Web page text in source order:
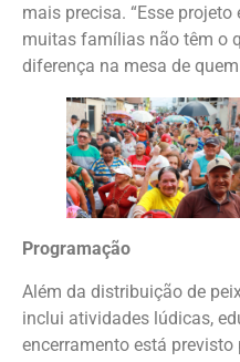
mais precisa. “Esse
muitas famílias não têm o
diferença na mesa de
Programação
Além da distribuição de
inclui atividades lúdicas,
encerramento está